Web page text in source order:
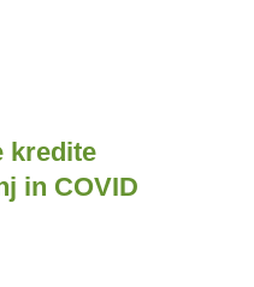
kredite
in COVID